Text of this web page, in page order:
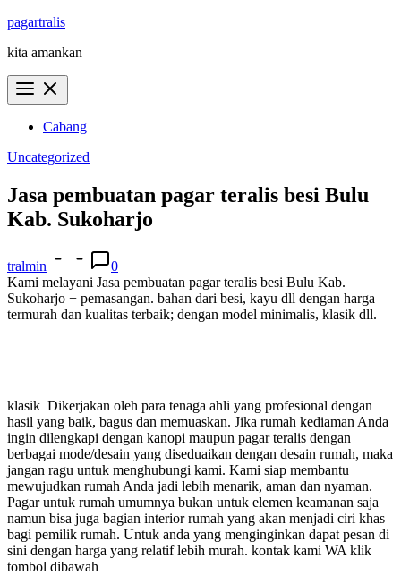
Skip
content
pagartralis
kita amankan
Cabang
Uncategorized
Jasa pembuatan pagar teralis besi Bulu
Kab. Sukoharjo
tralmin
0
Kami melayani Jasa pembuatan pagar teralis besi Bulu Kab.
Sukoharjo + pemasangan. bahan dari besi, kayu dll dengan harga
termurah dan kualitas terbaik; dengan model minimalis, klasik dll.
klasik Dikerjakan oleh para tenaga ahli yang profesional dengan
hasil yang baik, bagus dan memuaskan. Jika rumah kediaman Anda
ingin dilengkapi dengan kanopi maupun pagar teralis dengan
berbagai mode/desain yang diseduaikan dengan desain rumah, maka
jangan ragu untuk menghubungi kami. Kami siap membantu
mewujudkan rumah Anda jadi lebih menarik, aman dan nyaman.
Pagar untuk rumah umumnya bukan untuk elemen keamanan saja
namun bisa juga bagian interior rumah yang akan menjadi ciri khas
bagi pemilik rumah. Untuk anda yang menginginkan dapat pesan di
sini dengan harga yang relatif lebih murah. kontak kami WA klik
tombol dibawah